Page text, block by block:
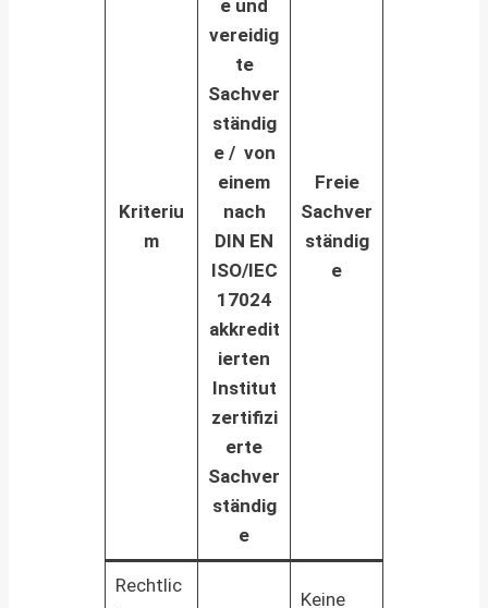
Kriteriu
m
e und
vereidig
te
Sachver
ständig
e / von
einem
nach
DIN EN
ISO/IEC
17024
akkredit
ierten
Institut
zertifizi
erte
Sachver
ständig
e
Freie
Sachver
ständig
e
Rechtlic
Keine